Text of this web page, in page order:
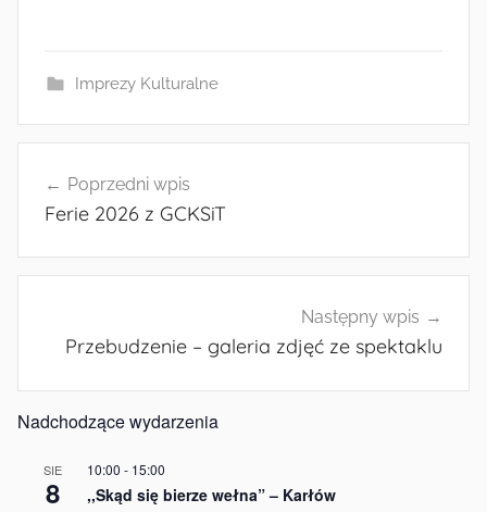
Imprezy Kulturalne
wpisuPoprzedni wpis
Ferie 2026 z GCKSiT
Następny wpis
Przebudzenie – galeria zdjęć ze spektaklu
Nadchodzące wydarzenia
SIE
8
10:00 - 15:00
,,Skąd się bierze wełna” – Karłów